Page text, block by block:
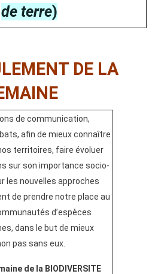
de terre)
DE LA
de communication,
afin de mieux connaître
territoires, faire évoluer
sur son importance socio-
les nouvelles approches
de prendre notre place au
d’espèces
dans le but de mieux
pas sans eux.
de la BIODIVERSITE